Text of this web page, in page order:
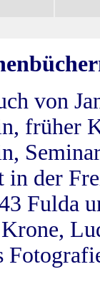
von
früher
in der
Fulda